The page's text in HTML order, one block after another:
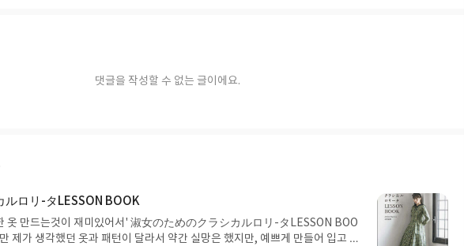
댓글을 작성할 수 없는 글이에요.
ロリ-タLESSON BOOK
옷 만드는것이 재미있어서' 淑女のためのクラシカルロリ-タLESSON BOO
제가 생각했던 옷과 패턴이 달라서 약간 실망은 했지만, 예쁘게 만들어 입고 다